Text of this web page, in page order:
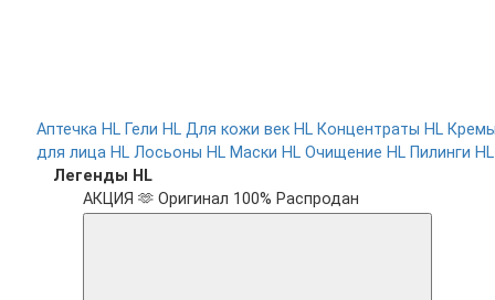
Аптечка HL Гели HL Для кожи век HL Концентраты HL
для лица HL Лосьоны HL Маски HL Очищение HL Пилинги HL
Легенды HL
АКЦИЯ 🫶 Оригинал 100% Распродан